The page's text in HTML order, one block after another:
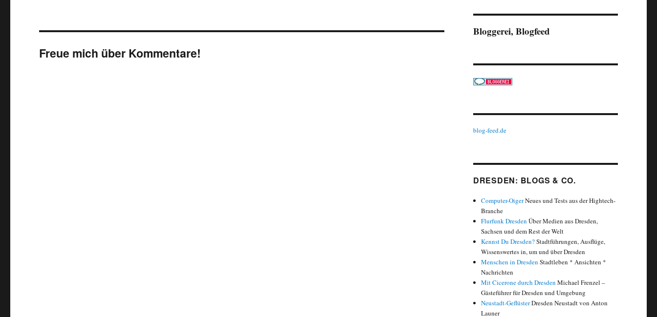
Freue mich über Kommentare!
Bloggerei, Blogfeed
blog-feed.de
DRESDEN: BLOGS & CO.
Computer-OigerNeues und Tests aus der Hightech-
Branche
Flurfunk Dresden Über Medien aus Dresden,
Sachsen und dem Rest der Welt
Kennst Du Dresden?Stadtführungen, Ausflüge,
Wissenswertes in, um und über Dresden
Menschen in Dresden Stadtleben * Ansichten *
Nachrichten
Mit Cicerone durch Dresden Michael Frenzel –
Gästeführer für Dresden und Umgebung
Neustadt-GeflüsterDresden Neustadt von Anton
Launer